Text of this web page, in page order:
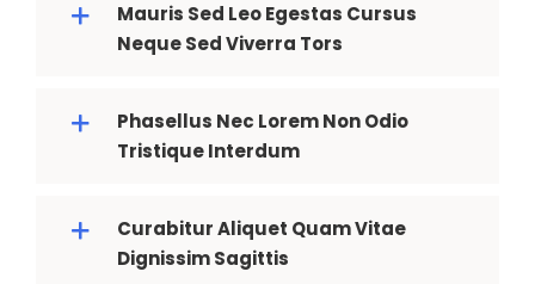
Mauris Sed Leo Egestas Cursus
Neque Sed Viverra Tors
Phasellus Nec Lorem Non Odio
Tristique Interdum
Curabitur Aliquet Quam Vitae
Dignissim Sagittis